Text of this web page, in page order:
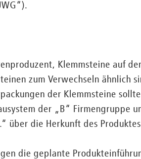
Klemmsteine auf
zum Verwechseln ähnlich
der Klemmsteine
der „B“ Firmengruppe
über die Herkunft des
die geplante